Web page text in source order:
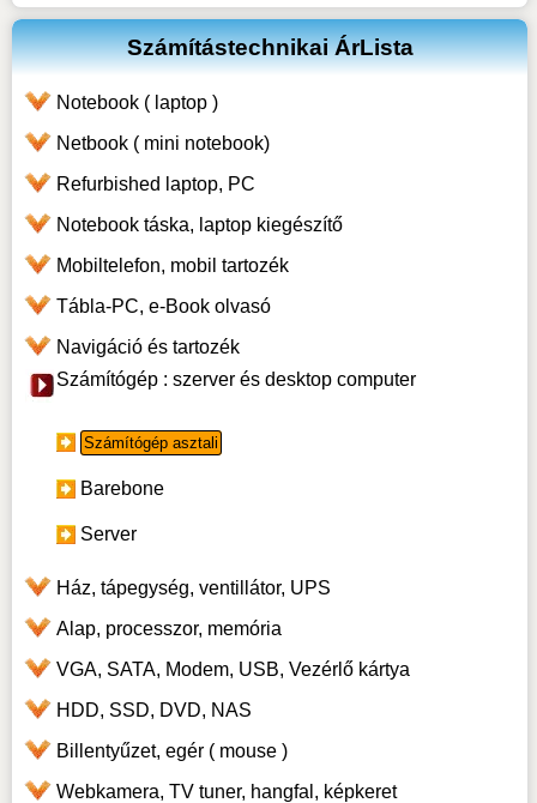
Számítástechnikai ÁrLista
Notebook ( laptop )
Netbook ( mini notebook)
Refurbished laptop, PC
Notebook táska, laptop kiegészítő
Mobiltelefon, mobil tartozék
Tábla-PC, e-Book olvasó
Navigáció és tartozék
Számítógép : szerver és desktop computer
Számítógép asztali
Barebone
Server
Ház, tápegység, ventillátor, UPS
Alap, processzor, memória
VGA, SATA, Modem, USB, Vezérlő kártya
HDD, SSD, DVD, NAS
Billentyűzet, egér ( mouse )
Webkamera, TV tuner, hangfal, képkeret